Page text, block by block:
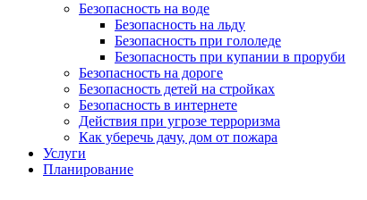
Безопасность на воде
Безопасность на льду
Безопасность при гололеде
Безопасность при купании в проруби
Безопасность на дороге
Безопасность детей на стройках
Безопасность в интернете
Действия при угрозе терроризма
Как уберечь дачу, дом от пожара
Услуги
Планирование